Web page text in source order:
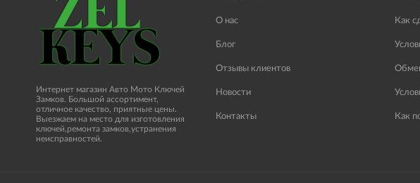
Интернет магазин Авто Мото Ключей
Замков. Большой ассортимент,
отличное качество, приятные цены.
Выезжаем на место для изготовления
ключей,ремонта замков,устранения
неисправностей.
О нас
Блог
Отзывы клиентов
Новости
Контакты
Как
Как